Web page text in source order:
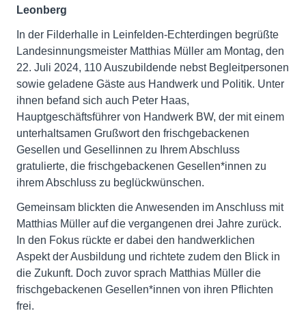
Leonberg
In der Filderhalle in Leinfelden-Echterdingen begrüßte
Landesinnungsmeister Matthias Müller am Montag, den
22. Juli 2024, 110 Auszubildende nebst Begleitpersonen
sowie geladene Gäste aus Handwerk und Politik. Unter
ihnen befand sich auch Peter Haas,
Hauptgeschäftsführer von Handwerk BW, der mit einem
unterhaltsamen Grußwort den frischgebackenen
Gesellen und Gesellinnen zu Ihrem Abschluss
gratulierte, die frischgebackenen Gesellen*innen zu
ihrem Abschluss zu beglückwünschen.
Gemeinsam blickten die Anwesenden im Anschluss mit
Matthias Müller auf die vergangenen drei Jahre zurück.
In den Fokus rückte er dabei den handwerklichen
Aspekt der Ausbildung und richtete zudem den Blick in
die Zukunft. Doch zuvor sprach Matthias Müller die
frischgebackenen Gesellen*innen von ihren Pflichten
frei.